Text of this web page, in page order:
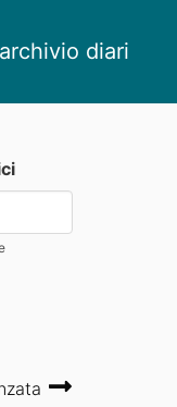
archivio diari